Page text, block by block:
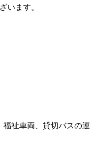
います。
福祉車両、貸切バスの運